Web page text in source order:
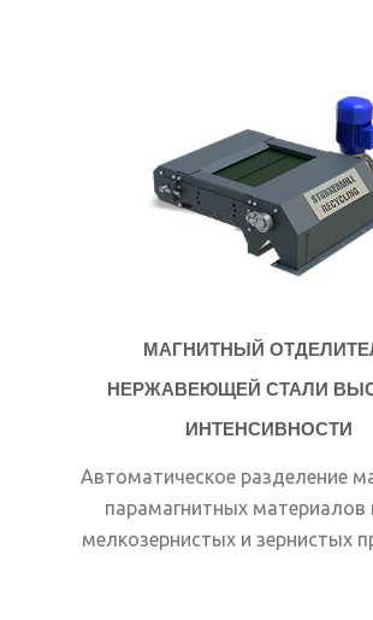
МАГНИТНЫЙ
НЕРЖАВЕЮЩЕЙ СТАЛИ
ИНТЕНСИВНОСТИ
Автоматическое разделение
парамагнитных материалов
мелкозернистых и зернистых